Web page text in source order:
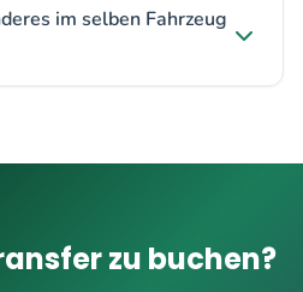
im selben Fahrzeug
zu buchen?